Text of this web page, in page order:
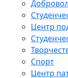
Центр
Спорт
Центр